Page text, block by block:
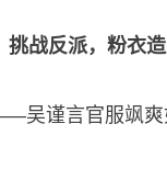
战反派，粉衣
吴谨言官服飒爽